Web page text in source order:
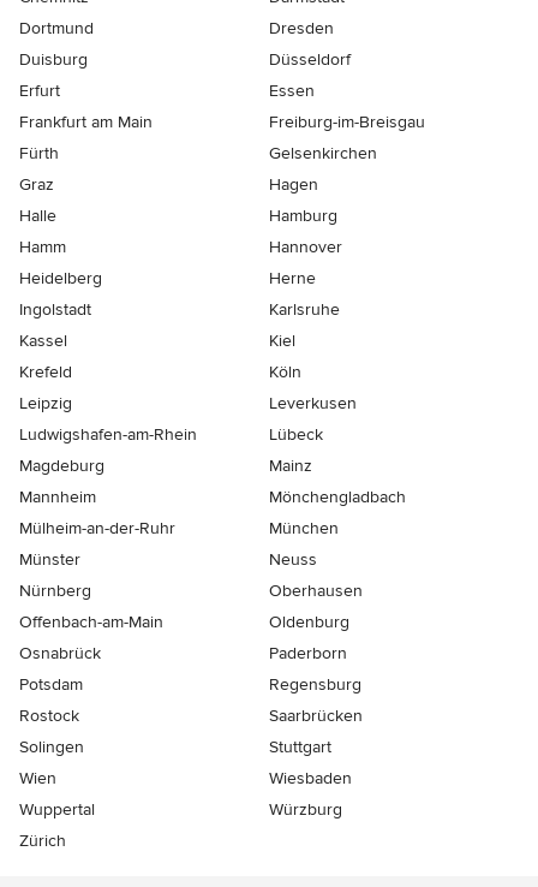
Dortmund
Dresden
Duisburg
Düsseldorf
Erfurt
Essen
Frankfurt am Main
Freiburg-im-Breisgau
Fürth
Gelsenkirchen
Graz
Hagen
Halle
Hamburg
Hamm
Hannover
Heidelberg
Herne
Ingolstadt
Karlsruhe
Kassel
Kiel
Krefeld
Köln
Leipzig
Leverkusen
Ludwigshafen-am-Rhein
Lübeck
Magdeburg
Mainz
Mannheim
Mönchen­gladbach
Mülheim-an-der-Ruhr
München
Münster
Neuss
Nürnberg
Oberhausen
Offenbach-am-Main
Oldenburg
Osnabrück
Paderborn
Potsdam
Regensburg
Rostock
Saarbrücken
Solingen
Stuttgart
Wien
Wiesbaden
Wuppertal
Würzburg
Zürich